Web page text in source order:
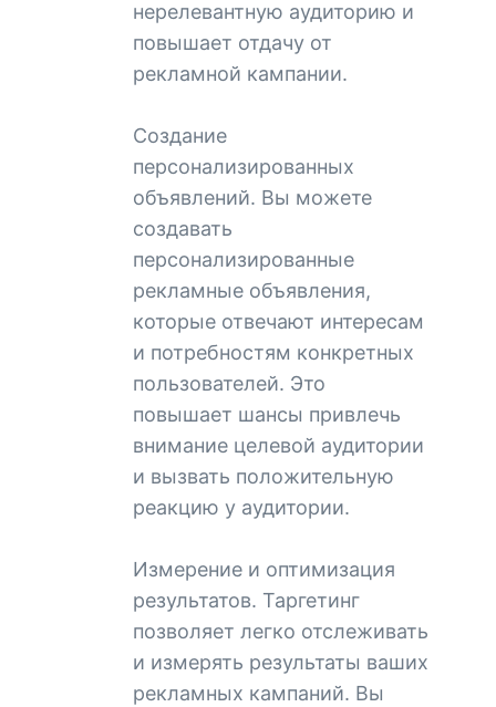
нерелевантную аудиторию и
повышает отдачу от
рекламной кампании.
Создание
персонализированных
объявлений. Вы можете
создавать
персонализированные
рекламные объявления,
которые отвечают интересам
и потребностям конкретных
пользователей. Это
повышает шансы привлечь
внимание целевой аудитории
и вызвать положительную
реакцию у аудитории.
Измерение и оптимизация
результатов. Таргетинг
позволяет легко отслеживать
и измерять результаты ваших
рекламных кампаний. Вы